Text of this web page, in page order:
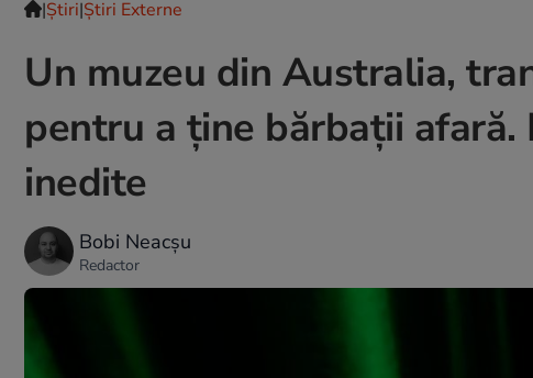
|Ştiri|Știri Externe
Un muzeu din Australia,
pentru a ține bărbații
inedite
Bobi Neacșu
Redactor